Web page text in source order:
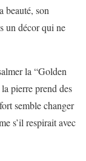
beauté, son
un décor qui ne
la “Golden
pierre prend des
semble changer
s’il respirait avec